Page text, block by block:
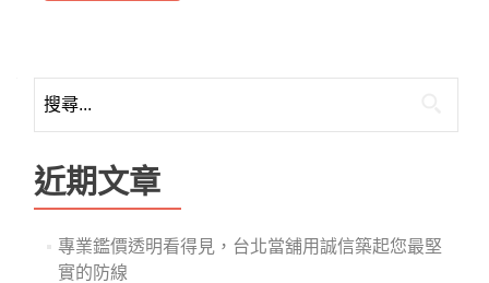
尋
鍵
字:
近期文章
專業鑑價透明看得見，台北當舖用誠信築起您最堅
實的防線